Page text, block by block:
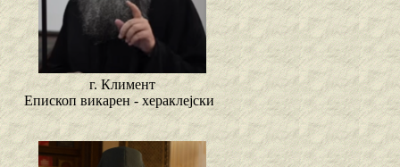
г. Климент
Епископ викарен - хераклејски